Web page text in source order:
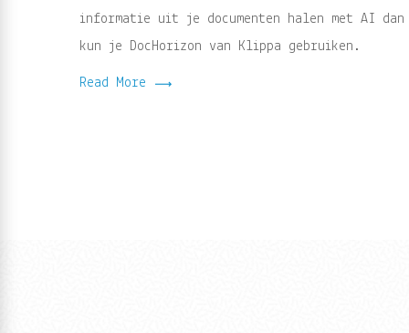
informatie uit je documenten halen met AI dan
kun je DocHorizon van Klippa gebruiken.
Read More